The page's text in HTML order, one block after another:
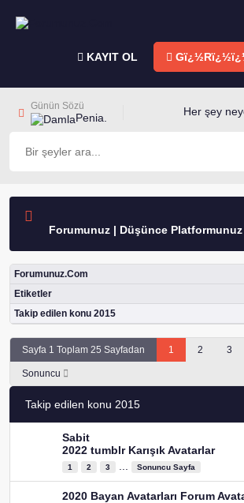
KAYIT OL
Günün Sözü
Penia. Her şey
Forumunuz | Düşünce Platformunuz
Forumunuz.Com
Etiketler
Takip edilen konu 2015
Sayfa 1 Toplam 25 Sayfadan 1 2 3
Sonuncu
Takip edilen konu 2015
Sabit
2022 tumblr Karışık Avatarlar
1 2 3 Sonuncu Sayfa
2020 Bayan Avatarları Forum